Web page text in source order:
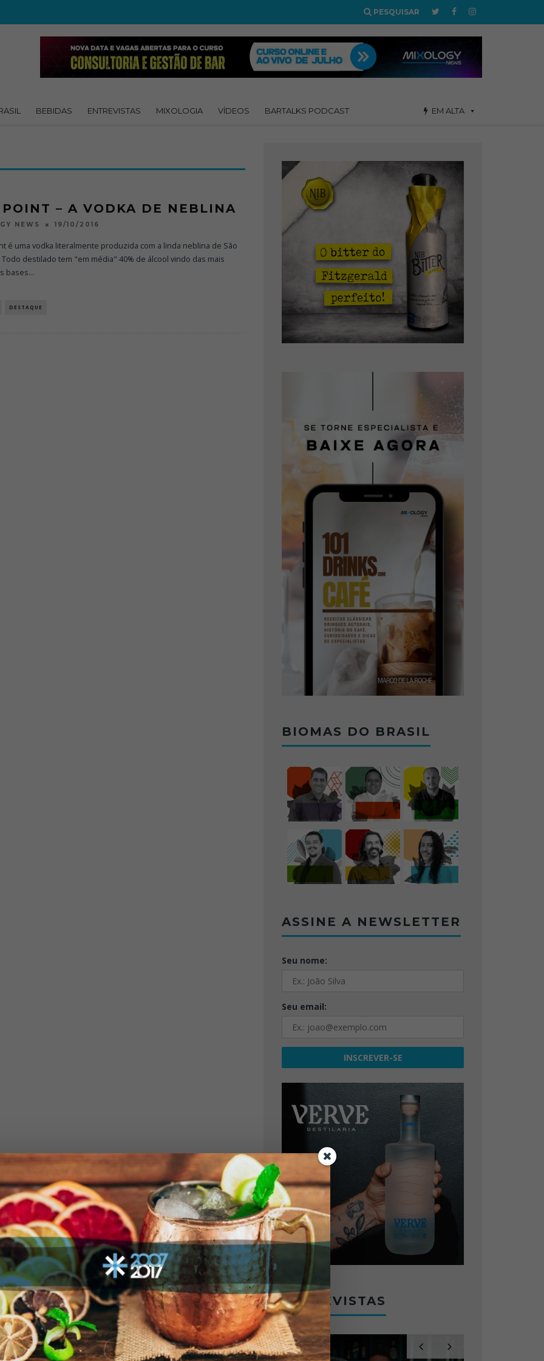
PESQUISAR
BEBIDAS ENTREVISTAS MIXOLOGIA VÍDEOS BARTALKS PODCAST EM ALTA
POINT – A VODKA DE NEBLINA
NEWS 19/10/2016
é uma vodka literalmente produzida com a linda neblina de São
Todo destilado tem "em média" 40% de álcool vindo das mais
bases...
DESTAQUE
BIOMAS DO BRASIL
ASSINE A NEWSLETTER
Seu nome:
Seu email:
ENTREVISTAS